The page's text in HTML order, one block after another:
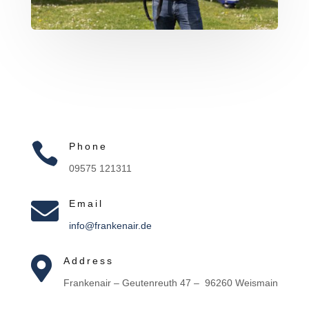

Phone
09575 121311

Email
info@frankenair.de

Address
Frankenair – Geutenreuth 47 – 96260 Weismain